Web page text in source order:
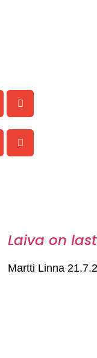
Laiva on
Martti Linna